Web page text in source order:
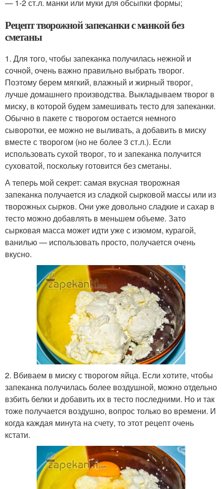
— 1-2 ст.л. манки или муки для обсыпки формы;
Рецепт творожной запеканки с манкой без
сметаны
1. Для того, чтобы запеканка получилась нежной и
сочной, очень важно правильно выбрать творог.
Поэтому берем мягкий, влажный и жирный творог,
лучше домашнего производства. Выкладываем творог в
миску, в которой будем замешивать тесто для запеканки.
Обычно в пакете с творогом остается немного
сыворотки, ее можно не выливать, а добавить в миску
вместе с творогом (но не более 3 ст.л.). Если
использовать сухой творог, то и запеканка получится
суховатой, поскольку готовится без сметаны.
А теперь мой секрет: самая вкусная творожная
запеканка получается из сладкой сырковой массы или из
творожных сырков. Они уже довольно сладкие и сахар в
тесто можно добавлять в меньшем объеме. Зато
сырковая масса может идти уже с изюмом, курагой,
ванилью — использовать просто, получается очень
вкусно.
2. Вбиваем в миску с творогом яйца. Если хотите, чтобы
запеканка получилась более воздушной, можно отдельно
взбить белки и добавить их в тесто последними. Но и так
тоже получается воздушно, вопрос только во времени. И
когда каждая минута на счету, то этот рецепт очень
кстати.